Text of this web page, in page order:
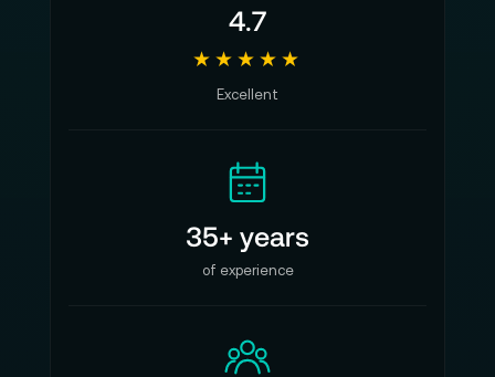
4.7
★★★★★
Excellent
35+ years
of experience